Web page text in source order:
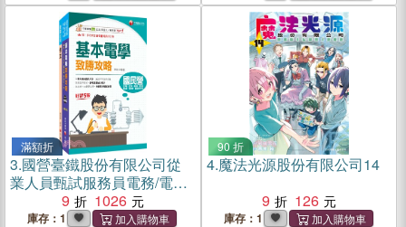
滿額折
3.國營臺鐵股份有限公司從
業人員甄試服務員電務/電力/
電機課文版套書（共二冊）
9 1026
庫存：1
90 折
4.魔法光源股份有限公司14
9
126
庫存：1